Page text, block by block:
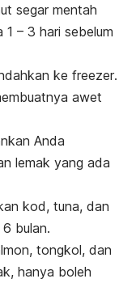
segar mentah
– 3 hari sebelum
ke freezer.
awet
Anda
lemak yang ada
kod, tuna, dan
bulan.
tongkol, dan
hanya boleh